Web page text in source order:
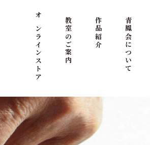
オンラインストア 教室のご案内 作品紹介 青鳳会について